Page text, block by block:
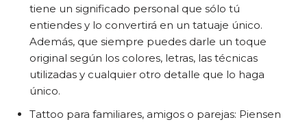
tiene un significado personal que sólo tú
entiendes y lo convertirá en un tatuaje único.
Además, que siempre puedes darle un toque
original según los colores, letras, las técnicas
utilizadas y cualquier otro detalle que lo haga
único.
Tattoo para familiares, amigos o parejas: Piensen